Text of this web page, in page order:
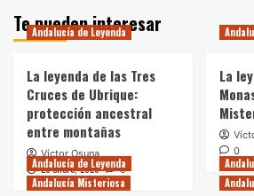
Te pueden interesar
Andalucía de Leyenda
La leyenda de las Tres
Cruces de Ubrique:
protección ancestral
entre montañas
Víctor Osuna
23 enero, 2026 0
La
0
Andalucía de Leyenda
Andalucía Misteriosa